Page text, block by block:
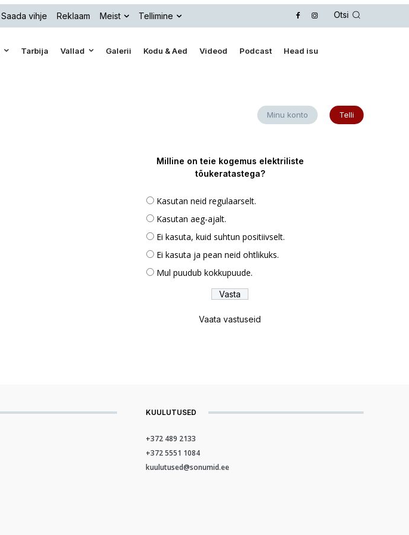
Saada vihje Reklaam Meist Tellimine Otsi
Tarbija Vallad Galerii Kodu & Aed Videod Podcast Head isu
Minu konto Telli
Milline on teie kogemus elektriliste
tõukeratastega?
Kasutan neid regulaarselt.
Kasutan aeg-ajalt.
Ei kasuta, kuid suhtun positiivselt.
Ei kasuta ja pean neid ohtlikuks.
Mul puudub kokkupuude.
Vaata vastuseid
KUULUTUSED
+372 489 2133
+372 5551 1084
kuulutused@sonumid.ee